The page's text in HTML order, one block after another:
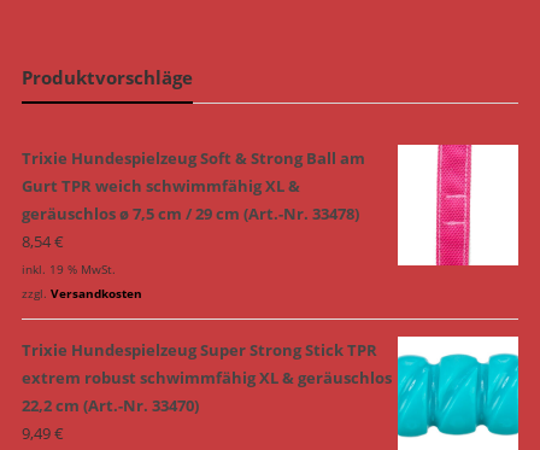
Produktvorschläge
Trixie Hundespielzeug Soft & Strong Ball am
Gurt TPR weich schwimmfähig XL &
geräuschlos ø 7,5 cm / 29 cm (Art.-Nr. 33478)
8,54€
inkl. 19 % MwSt.
zzgl. Versandkosten
Trixie Hundespielzeug Super Strong Stick TPR
extrem robust schwimmfähig XL & geräuschlos
22,2 cm (Art.-Nr. 33470)
9,49€